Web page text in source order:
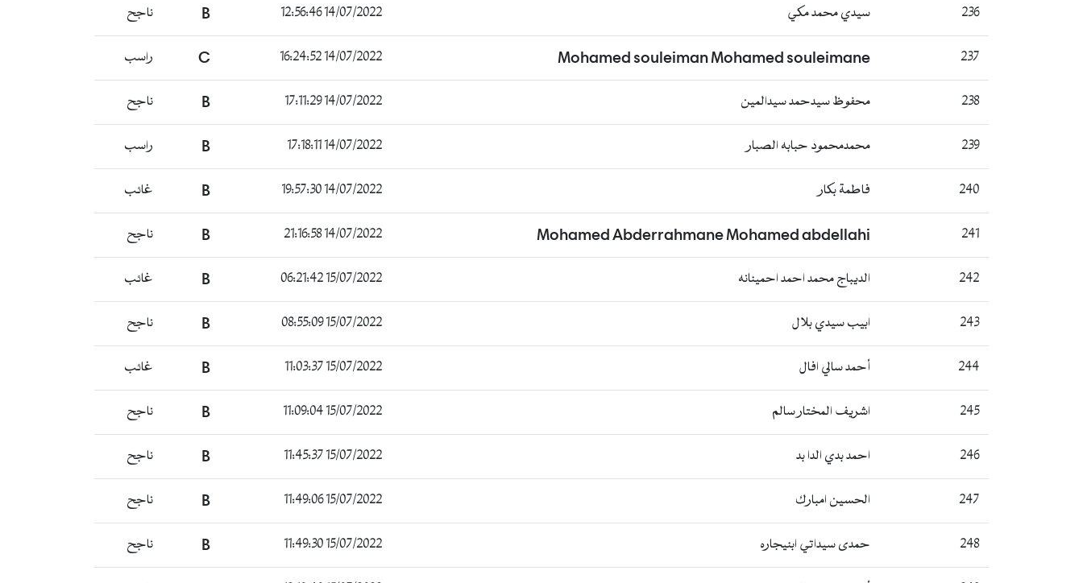
236 سيدي محمد مكي 14/07/2022 12:56:46
B ناجح
237
Mohamed souleiman Mohamed souleimane
14/07/2022 16:24:52
C راسب
238 محفوظ سيدحمد سيدالمين 14/07/2022 17:11:29
B ناجح
239 محمدمحمود حبابه الصبار 14/07/2022 17:18:11
B راسب
240 فاطمة بكار 14/07/2022 19:57:30
B غائب
241
Mohamed Abderrahmane Mohamed abdellahi
14/07/2022 21:16:58
B ناجح
242 الديباج محمد احمد احمينانه 15/07/2022 06:21:42
B غائب
243 ابيب سيدي بلال 15/07/2022 08:55:09
B ناجح
244 أحمد سالي افال 15/07/2022 11:03:37
B غائب
245 اشريف المختار سالم 15/07/2022 11:09:04
B ناجح
246 احمد بدي الدا بد 15/07/2022 11:45:37
B ناجح
247 الحسين امبارك 15/07/2022 11:49:06
B ناجح
248 حمدى سيداتي ابنيجاره 15/07/2022 11:49:30
B ناجح